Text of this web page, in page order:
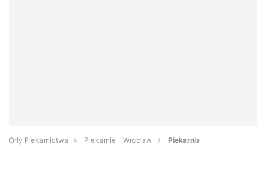
Orły Piekarnictwa Piekarnie - Wrocław Piekarnia